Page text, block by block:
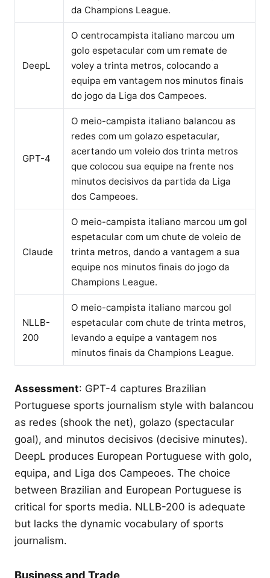
da Champions League.
DeepL
O centrocampista italiano marcou um
golo espetacular com um remate de
voley a trinta metros, colocando a
equipa em vantagem nos minutos finais
do jogo da Liga dos Campeoes.
GPT-4
O meio-campista italiano balancou as
redes com um golazo espetacular,
acertando um voleio dos trinta metros
que colocou sua equipe na frente nos
minutos decisivos da partida da Liga
dos Campeoes.
Claude
O meio-campista italiano marcou um gol
espetacular com um chute de voleio de
trinta metros, dando a vantagem a sua
equipe nos minutos finais do jogo da
Champions League.
NLLB-
200
O meio-campista italiano marcou gol
espetacular com chute de trinta metros,
levando a equipe a vantagem nos
minutos finais da Champions League.
Assessment: GPT-4 captures Brazilian
Portuguese sports journalism style with balancou
as redes (shook the net), golazo (spectacular
goal), and minutos decisivos (decisive minutes).
DeepL produces European Portuguese with golo,
equipa, and Liga dos Campeoes. The choice
between Brazilian and European Portuguese is
critical for sports media. NLLB-200 is adequate
but lacks the dynamic vocabulary of sports
journalism.
Business and Trade